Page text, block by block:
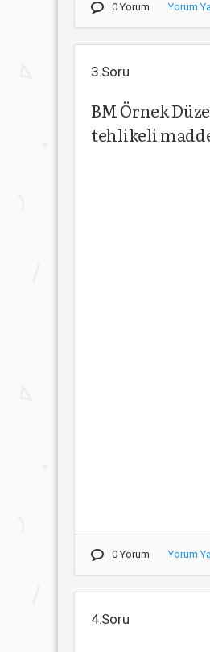
0 Yorum Yorum
3.Soru
BM Örnek
tehlikeli
0 Yorum Yorum
4.Soru